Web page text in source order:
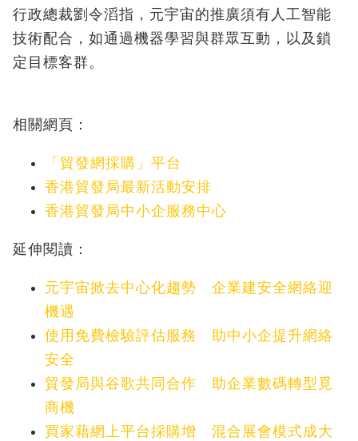
行政總裁劉令滔指，元宇宙的推廣須有人工智能
技術配合，如通過機器學習與群眾互動，以及鎖
定目標客群。
相關網頁：
「貿發網採購」平台
香港貿發局最新活動安排
香港貿發局中小企服務中心
延伸閱讀：
元宇宙掀去中心化趨勢 企業建安全網絡迎
機遇
使用免費檢驗評估服務 助中小企提升網絡
安全
貿發局與谷歌共同合作 助企業數碼轉型覓
商機
買家藉網上平台採購增 混合展會模式成大